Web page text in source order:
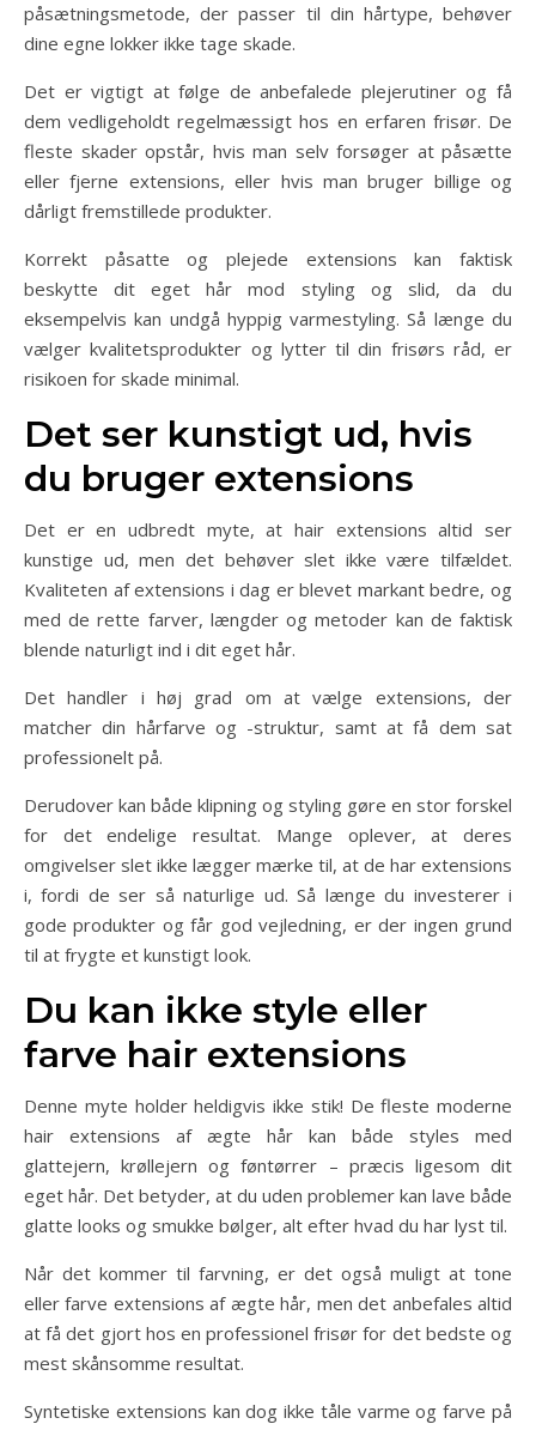
påsætningsmetode, der passer til din hårtype, behøver
dine egne lokker ikke tage skade.
Det er vigtigt at følge de anbefalede plejerutiner og få
dem vedligeholdt regelmæssigt hos en erfaren frisør. De
fleste skader opstår, hvis man selv forsøger at påsætte
eller fjerne extensions, eller hvis man bruger billige og
dårligt fremstillede produkter.
Korrekt påsatte og plejede extensions kan faktisk
beskytte dit eget hår mod styling og slid, da du
eksempelvis kan undgå hyppig varmestyling. Så længe du
vælger kvalitetsprodukter og lytter til din frisørs råd, er
risikoen for skade minimal.
Det ser kunstigt ud, hvis
du bruger extensions
Det er en udbredt myte, at hair extensions altid ser
kunstige ud, men det behøver slet ikke være tilfældet.
Kvaliteten af extensions i dag er blevet markant bedre, og
med de rette farver, længder og metoder kan de faktisk
blende naturligt ind i dit eget hår.
Det handler i høj grad om at vælge extensions, der
matcher din hårfarve og -struktur, samt at få dem sat
professionelt på.
Derudover kan både klipning og styling gøre en stor forskel
for det endelige resultat. Mange oplever, at deres
omgivelser slet ikke lægger mærke til, at de har extensions
i, fordi de ser så naturlige ud. Så længe du investerer i
gode produkter og får god vejledning, er der ingen grund
til at frygte et kunstigt look.
Du kan ikke style eller
farve hair extensions
Denne myte holder heldigvis ikke stik! De fleste moderne
hair extensions af ægte hår kan både styles med
glattejern, krøllejern og føntørrer – præcis ligesom dit
eget hår. Det betyder, at du uden problemer kan lave både
glatte looks og smukke bølger, alt efter hvad du har lyst til.
Når det kommer til farvning, er det også muligt at tone
eller farve extensions af ægte hår, men det anbefales altid
at få det gjort hos en professionel frisør for det bedste og
mest skånsomme resultat.
Syntetiske extensions kan dog ikke tåle varme og farve på